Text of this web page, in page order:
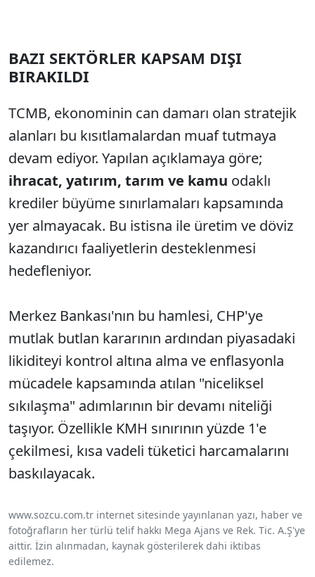
BAZI SEKTÖRLER KAPSAM DIŞI
BIRAKILDI
TCMB, ekonominin can damarı olan stratejik
alanları bu kısıtlamalardan muaf tutmaya
devam ediyor. Yapılan açıklamaya göre;
ihracat, yatırım, tarım ve kamu odaklı
krediler büyüme sınırlamaları kapsamında
yer almayacak. Bu istisna ile üretim ve döviz
kazandırıcı faaliyetlerin desteklenmesi
hedefleniyor.
Merkez Bankası'nın bu hamlesi, CHP'ye
mutlak butlan kararının ardından piyasadaki
likiditeyi kontrol altına alma ve enflasyonla
mücadele kapsamında atılan "niceliksel
sıkılaşma" adımlarının bir devamı niteliği
taşıyor. Özellikle KMH sınırının yüzde 1'e
çekilmesi, kısa vadeli tüketici harcamalarını
baskılayacak.
www.sozcu.com.tr internet sitesinde yayınlanan yazı, haber ve
fotoğrafların her türlü telif hakkı Mega Ajans ve Rek. Tic. A.Ş'ye
aittir. İzin alınmadan, kaynak gösterilerek dahi iktibas
edilemez.